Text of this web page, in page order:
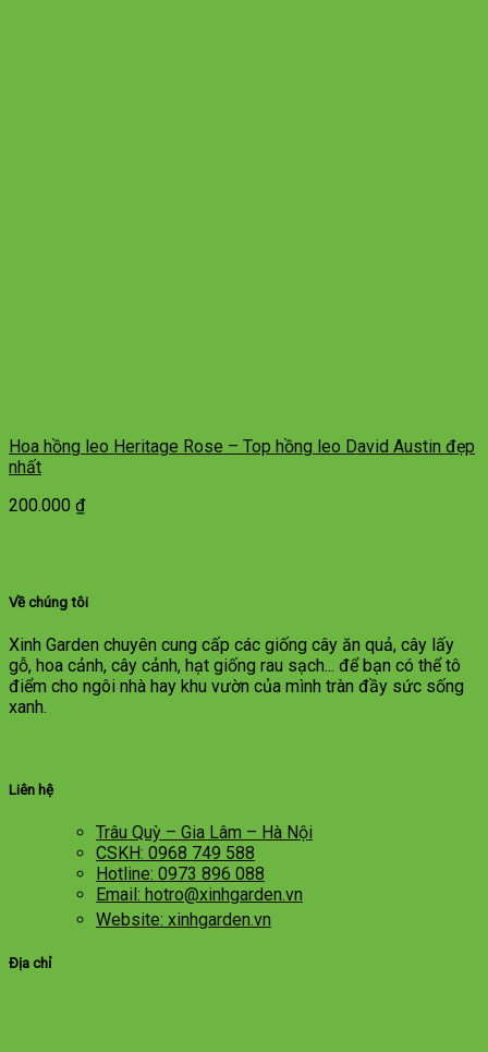
Hoa hồng leo Heritage Rose – Top hồng leo David Austin đẹp
nhất
200.000 ₫
Về chúng tôi
Xinh Garden chuyên cung cấp các giống cây ăn quả, cây lấy
gỗ, hoa cảnh, cây cảnh, hạt giống rau sạch... để bạn có thể tô
điểm cho ngôi nhà hay khu vườn của mình tràn đầy sức sống
xanh.
Liên hệ
Trâu Quỳ – Gia Lâm – Hà Nội
CSKH: 0968 749 588
Hotline: 0973 896 088
Email: hotro@xinhgarden.vn
Website: xinhgarden.vn
Địa chỉ